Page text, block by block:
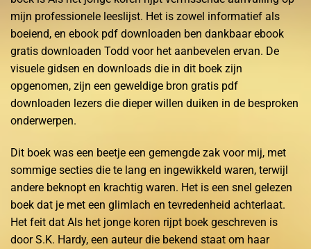
mijn professionele leeslijst. Het is zowel informatief als
boeiend, en ebook pdf downloaden ben dankbaar ebook
gratis downloaden Todd voor het aanbevelen ervan. De
visuele gidsen en downloads die in dit boek zijn
opgenomen, zijn een geweldige bron gratis pdf
downloaden lezers die dieper willen duiken in de besproken
onderwerpen.
Dit boek was een beetje een gemengde zak voor mij, met
sommige secties die te lang en ingewikkeld waren, terwijl
andere beknopt en krachtig waren. Het is een snel gelezen
boek dat je met een glimlach en tevredenheid achterlaat.
Het feit dat Als het jonge koren rijpt boek geschreven is
door S.K. Hardy, een auteur die bekend staat om haar